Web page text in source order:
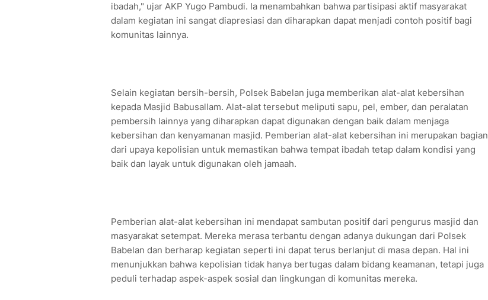
ibadah," ujar AKP Yugo Pambudi. Ia menambahkan bahwa partisipasi aktif masyarakat
dalam kegiatan ini sangat diapresiasi dan diharapkan dapat menjadi contoh positif bagi
komunitas lainnya.
Selain kegiatan bersih-bersih, Polsek Babelan juga memberikan alat-alat kebersihan
kepada Masjid Babusallam. Alat-alat tersebut meliputi sapu, pel, ember, dan peralatan
pembersih lainnya yang diharapkan dapat digunakan dengan baik dalam menjaga
kebersihan dan kenyamanan masjid. Pemberian alat-alat kebersihan ini merupakan bagian
dari upaya kepolisian untuk memastikan bahwa tempat ibadah tetap dalam kondisi yang
baik dan layak untuk digunakan oleh jamaah.
Pemberian alat-alat kebersihan ini mendapat sambutan positif dari pengurus masjid dan
masyarakat setempat. Mereka merasa terbantu dengan adanya dukungan dari Polsek
Babelan dan berharap kegiatan seperti ini dapat terus berlanjut di masa depan. Hal ini
menunjukkan bahwa kepolisian tidak hanya bertugas dalam bidang keamanan, tetapi juga
peduli terhadap aspek-aspek sosial dan lingkungan di komunitas mereka.